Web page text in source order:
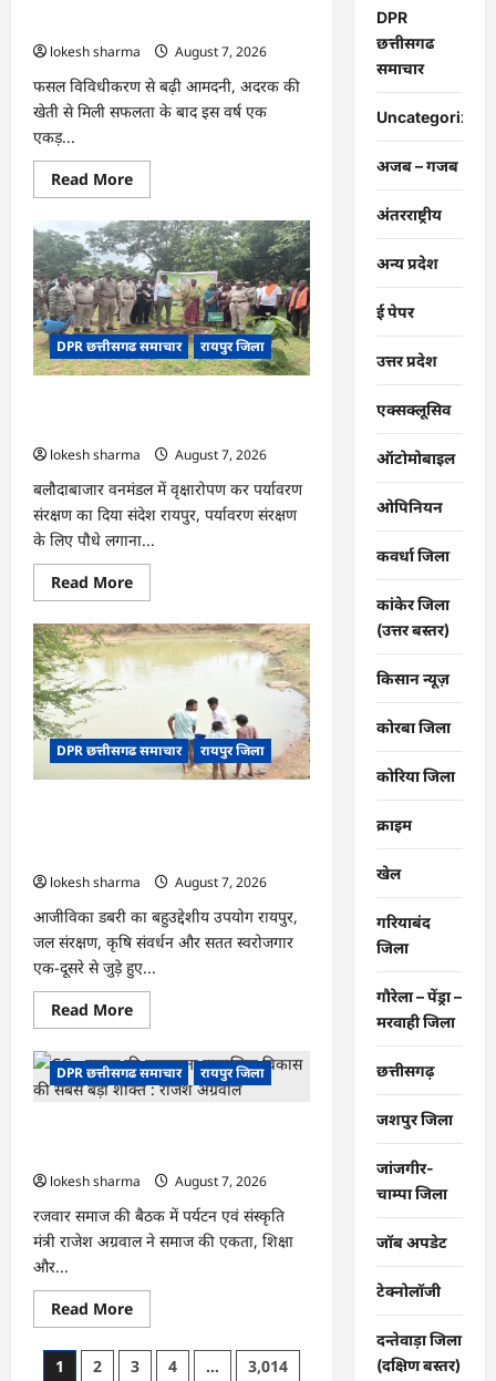
lokesh sharma
August 7, 2026
फसल विविधीकरण से बढ़ी आमदनी, अदरक की
खेती से मिली सफलता के बाद इस वर्ष एक
एकड़...
Read MoreRead
more
CG
:
धान
के
साथ
अदरक
की
खेती
ने
बदली
किसान
से
लाखों
का
मुनाफा
DPR छत्तीसगढ समाचार रायपुर जिला
lokesh sharma
August 7, 2026
बलौदाबाजार वनमंडल में वृक्षारोपण कर पर्यावरण
संरक्षण का दिया संदेश रायपुर, पर्यावरण संरक्षण
के लिए पौधे लगाना...
Read MoreRead
more
CG
:
वन
महोत्सव
माँ
के
नाम’
अभियान
DPR छत्तीसगढ समाचार रायपुर जिला
lokesh sharma
August 7, 2026
आजीविका डबरी का बहुउद्देशीय उपयोग रायपुर,
जल संरक्षण, कृषि संवर्धन और सतत स्वरोजगार
एक-दूसरे से जुड़े हुए...
Read MoreRead
more
CG
:
जल
संरक्षण
धमतरी
भोथापारा
में
आजीविका
आर्थिक
स्वावलंबन
का
नया
आधार
DPR छत्तीसगढ समाचार रायपुर जिला
lokesh sharma
August 7, 2026
रजवार समाज की बैठक में पर्यटन एवं संस्कृति
मंत्री राजेश अग्रवाल ने समाज की एकता, शिक्षा
और...
Read MoreRead
more
CG
:
Posts
1 2 3 4 … 3,014
DPR
छत्तीसगढ
समाचार
Uncategorized
अजब – गजब
अंतरराष्ट्रीय
अन्य प्रदेश
ई पेपर
उत्तर प्रदेश
एक्सक्लूसिव
ऑटोमोबाइल
ओपिनियन
कवर्धा जिला
कांकेर जिला
(उत्तर बस्तर)
किसान न्यूज़
कोरबा जिला
कोरिया जिला
क्राइम
खेल
गरियाबंद
जिला
गौरेला – पेंड्रा –
मरवाही जिला
छत्तीसगढ़
जशपुर जिला
जांजगीर-
चाम्पा जिला
जॉब अपडेट
टेक्नोलॉजी
दन्तेवाड़ा जिला
(दक्षिण बस्तर)